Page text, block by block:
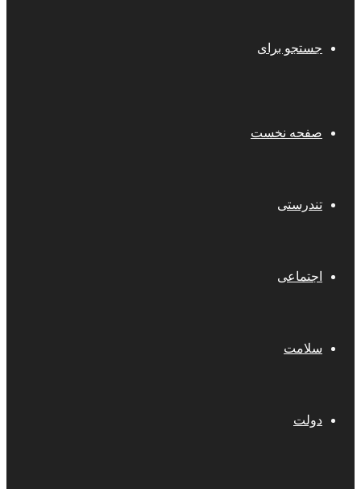
جستجو برای
صفحه نخست
تندرستی
اجتماعی
سلامت
دولت